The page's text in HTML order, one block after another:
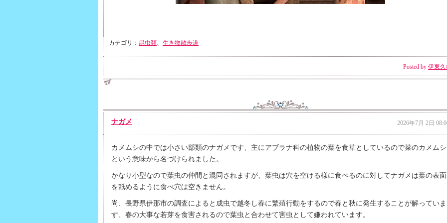
カテゴリ： 昆虫類 生き物散歩道
Posted by 伊東
ナガメ 2026年7月 2日
カメムシの中では小さい部類のナガメです、主にアブラナ科の植物の葉を食草としているので菜のカメムシ
という意味から名づけられました。
かなり小型なので葉虫の仲間と混同されますが、葉虫は穴を空ける様に食べるのに対してナガメは葉の表面
を舐めるように食べ穴は空きません。
尚、長野県伊那市の調査によると成虫で越冬し春に繁殖行動をするので春と秋に発生することが解っていま
す、春の大事な若芽を食害されるので葉虫と合わせて害虫として嫌われています。